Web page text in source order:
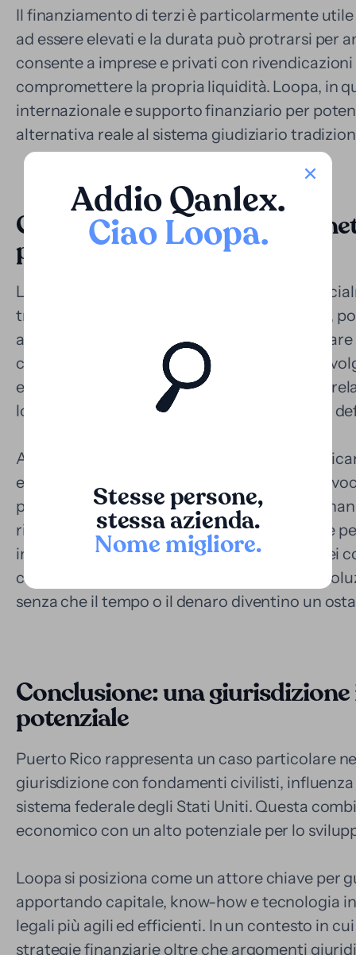
Addio Qanlex.
Ciao Loopa.
Stesse persone,
stessa azienda.
Nome migliore.
Il finanziamento di terzi è particolarmente
ad essere elevati e la durata può protrarsi per
consente a imprese e privati con
compromettere la propria liquidità. Loopa, in
internazionale e supporto finanziario per
alternativa reale al sistema giudiziario
Controversie giudiziarie:
processi lunghi e costosi
Le controversie giudiziarie a Porto Rico,
tribunali federali o che coinvolgono lo Stato,
aggiungono i costi legali, che possono
contesto, il finanziamento da parte di terzi
economico del processo e consentire ai
loro pretesa prima di ottenere una sentenza
A differenza di altre giurisdizioni
essere bassi, a Porto Rico gli onorari degli
possono essere considerevoli. Ciò rende il
risorsa non solo per coprire i costi, ma anche
in capitale disponibile oggi. Specialmente nei
casi di difficile risoluzione, Loopa offre una
senza che il tempo o il denaro diventino un
Conclusione: una
potenziale
Puerto Rico rappresenta un caso particolare
giurisdizione con fondamenti civilisti,
sistema federale degli Stati Uniti. Questa
economico con un alto potenziale per lo
Loopa si posiziona come un attore chiave per
apportando capitale, know-how e tecnologia
legali più agili ed efficienti. In un contesto in
strategie finanziarie oltre che argomenti